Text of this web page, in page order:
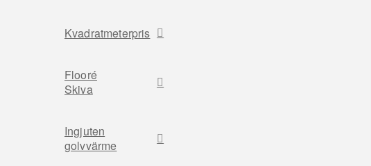
Kvadratmeterpris
Flooré
Skiva
Ingjuten
golvvärme